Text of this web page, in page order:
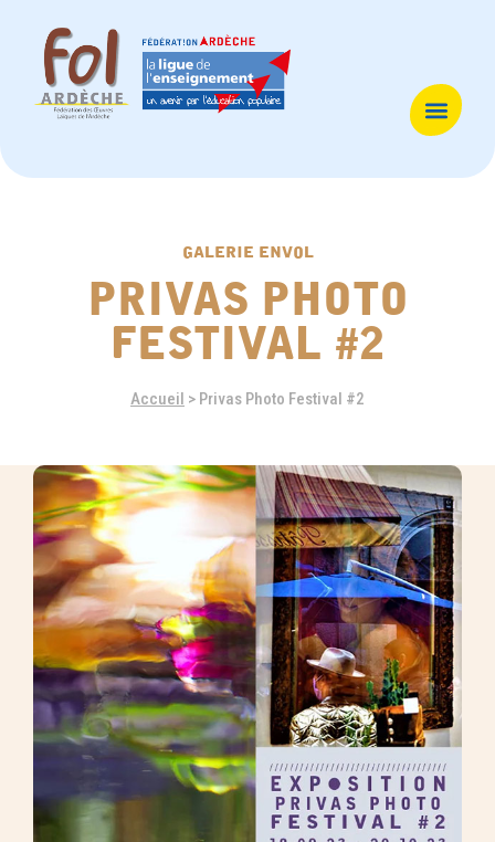
galerie envol
privas photo
festival #2
Accueil > Privas Photo Festival #2